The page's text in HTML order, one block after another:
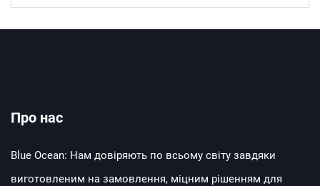
Про нас
Blue Ocean: Нам довіряють по всьому світу завдяки
виготовленим на замовлення, міцним рішенням для